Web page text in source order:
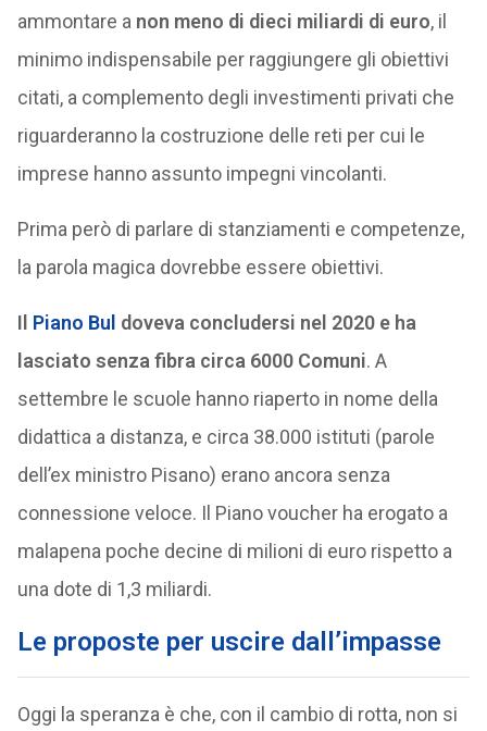
ammontare a non meno di dieci miliardi di euro, il
minimo indispensabile per raggiungere gli obiettivi
citati, a complemento degli investimenti privati che
riguarderanno la costruzione delle reti per cui le
imprese hanno assunto impegni vincolanti.
Prima però di parlare di stanziamenti e competenze,
la parola magica dovrebbe essere obiettivi.
Il Piano Bul doveva concludersi nel 2020 e ha
lasciato senza fibra circa 6000 Comuni. A
settembre le scuole hanno riaperto in nome della
didattica a distanza, e circa 38.000 istituti (parole
dell’ex ministro Pisano) erano ancora senza
connessione veloce. Il Piano voucher ha erogato a
malapena poche decine di milioni di euro rispetto a
una dote di 1,3 miliardi.
Le proposte per uscire dall’impasse
Oggi la speranza è che, con il cambio di rotta, non si